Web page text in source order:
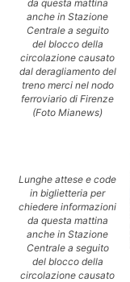
da questa mattina
anche in Stazione
Centrale a seguito
del blocco della
circolazione causato
dal deragliamento del
treno merci nel nodo
ferroviario di Firenze
(Foto Mianews)
Lunghe attese e code
in biglietteria per
chiedere informazioni
da questa mattina
anche in Stazione
Centrale a seguito
del blocco della
circolazione causato